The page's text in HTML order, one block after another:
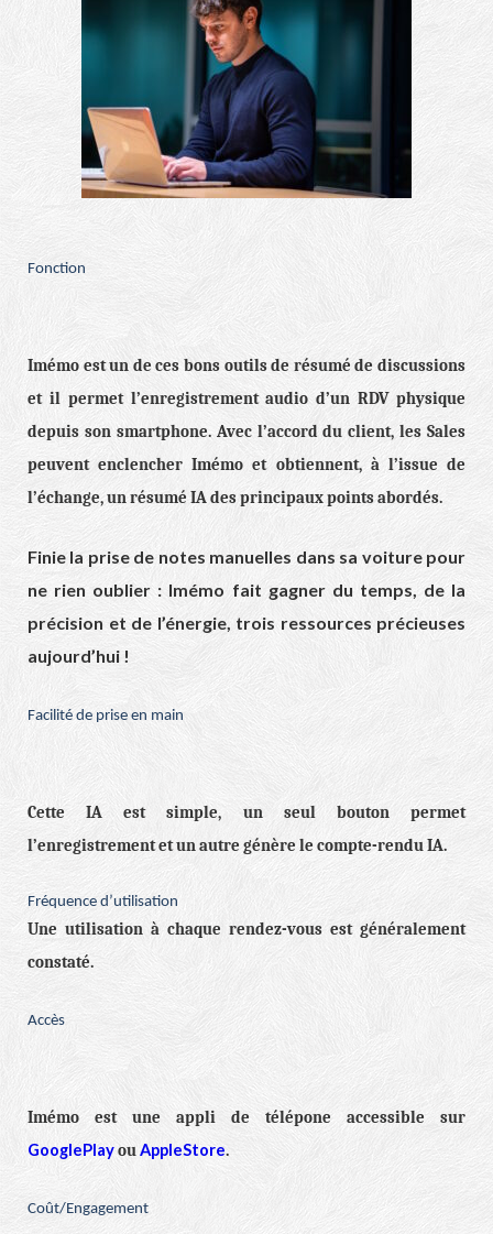
Fonction
Imémo est un de ces bons outils de résumé de discussions
et il permet l’enregistrement audio d’un RDV physique
depuis son smartphone. Avec l’accord du client, les Sales
peuvent enclencher Imémo et obtiennent, à l’issue de
l’échange, un résumé IA des principaux points abordés.
Finie la prise de notes manuelles dans sa voiture pour
ne rien oublier : Imémo fait gagner du temps, de la
précision et de l’énergie, trois ressources précieuses
aujourd’hui !
Facilité de prise en main
Cette IA est simple, un seul bouton permet
l’enregistrement et un autre génère le compte-rendu IA.
Fréquence d’utilisation
Une utilisation à chaque rendez-vous est généralement
constaté.
Accès
Imémo est une appli de télépone accessible sur
GooglePlayouAppleStore.
Coût/Engagement